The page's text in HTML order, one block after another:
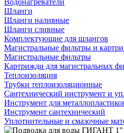
Шланги
Шланги наливные
Шланги сливные
Комплектующие для шлангов
Магистральные фильтры и
Магистральные фильтры
Картрижди для магистральных
Теплоизоляция
Трубки теплоизоляционные
Сантехнический инструмент и
Инструмент для
Инструмент сантехнический
Уплотнительные и смазочные